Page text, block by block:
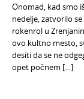
Onomad, kad smo
nedelje, zatvorilo
rokenrol u
ovo kultno mesto,
desiti da se ne
opet počnem […]